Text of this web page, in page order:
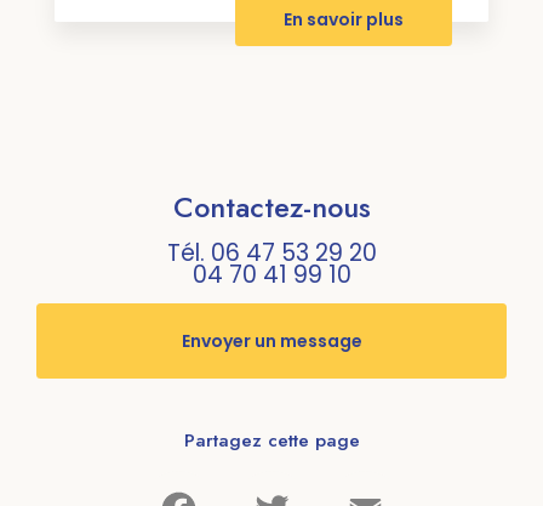
En savoir plus
Contactez-nous
Tél. 06 47 53 29 20
04 70 41 99 10
Envoyer un message
Partagez cette page